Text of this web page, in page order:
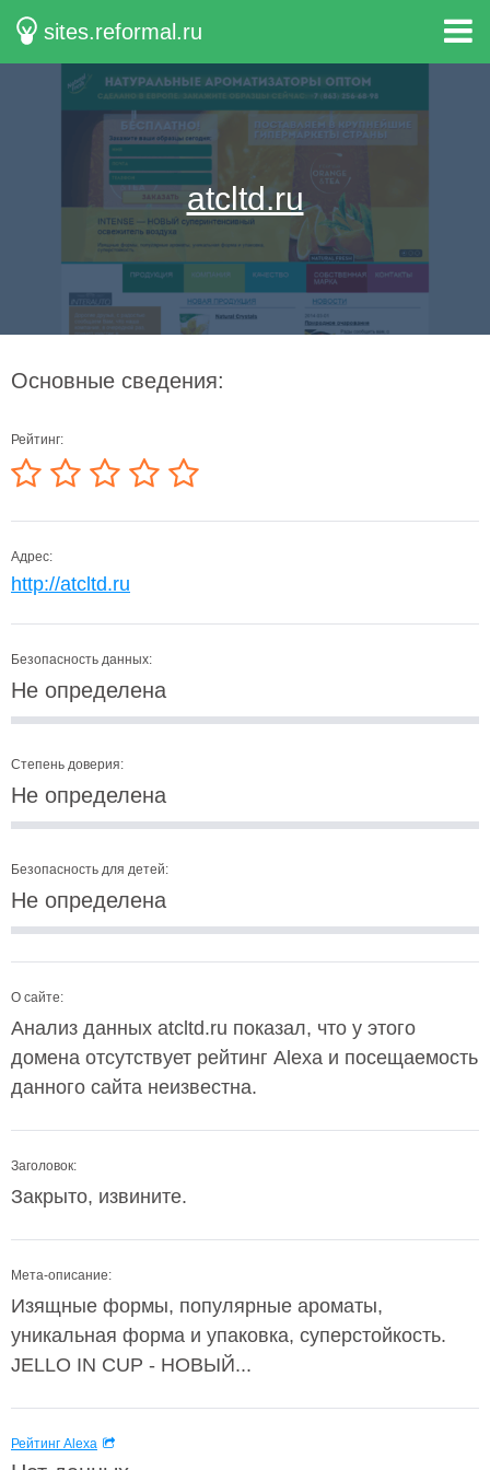
sites.reformal.ru
atcltd.ru
Основные сведения:
Рейтинг:
Адрес:
http://atcltd.ru
Безопасность данных:
Не определена
Степень доверия:
Не определена
Безопасность для детей:
Не определена
О сайте:
Анализ данных atcltd.ru показал, что у этого
домена отсутствует рейтинг Alexa и посещаемость
данного сайта неизвестна.
Заголовок:
Закрыто, извините.
Мета-описание:
Изящные формы, популярные ароматы,
уникальная форма и упаковка, суперстойкость.
JELLO IN CUP - НОВЫЙ...
Рейтинг Alexa